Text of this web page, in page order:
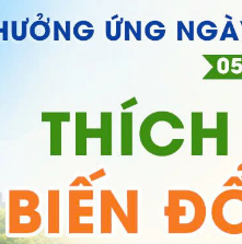
Gửi bình luận